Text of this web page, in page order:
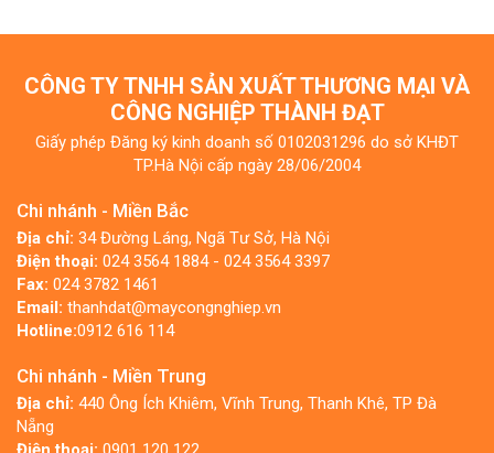
CÔNG TY TNHH SẢN XUẤT THƯƠNG MẠI VÀ
CÔNG NGHIỆP THÀNH ĐẠT
Giấy phép Đăng ký kinh doanh số 0102031296 do sở KHĐT
TP.Hà Nội cấp ngày 28/06/2004
Chi nhánh - Miền Bắc
Địa chỉ: 34 Đường Láng, Ngã Tư Sở, Hà Nội
Điện thoại: 024 3564 1884 - 024 3564 3397
Fax: 024 3782 1461
Email: thanhdat@maycongnghiep.vn
Hotline:0912 616 114
Chi nhánh - Miền Trung
Địa chỉ: 440 Ông Ích Khiêm, Vĩnh Trung, Thanh Khê, TP Đà
Nẵng